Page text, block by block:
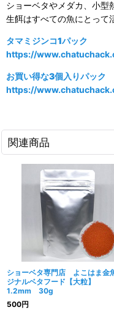
ショーベタやメダカ、小型
生餌はすべての魚にとって
タマミジンコ1パック
https://
お買い得な3個入りパック
https://
関連商品
ショーベタ専門店 よこはま金
ジナルベタフード【大粒】
1.2mm 30g
500円